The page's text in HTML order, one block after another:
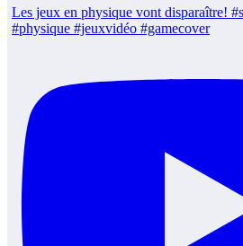
Les jeux en physique vont disparaître!
#physique #jeuxvidéo #gamecover